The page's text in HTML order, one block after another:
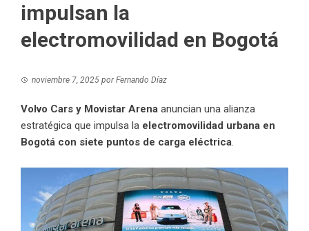
impulsan la
electromovilidad en Bogotá
noviembre 7, 2025 porFernando Díaz
Volvo Cars y Movistar Arena anuncian una alianza
estratégica que impulsa la electromovilidad urbana en
Bogotá con siete puntos de carga eléctrica.